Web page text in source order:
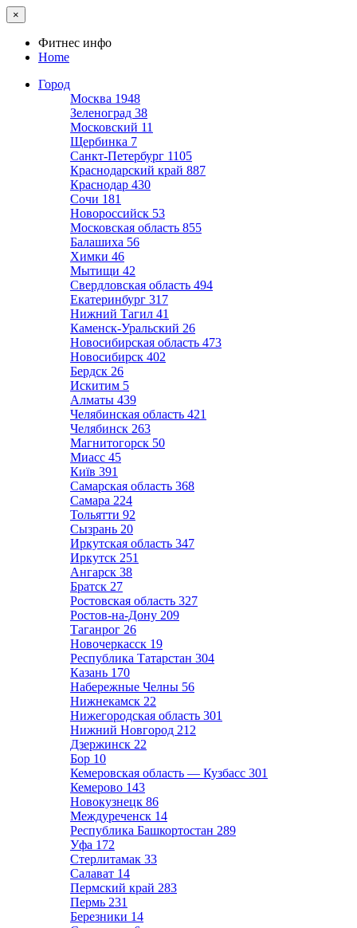
×
Фитнес инфо
Home
Город
Москва 1948
Зеленоград 38
Московский 11
Щербинка 7
Санкт-Петербург 1105
Краснодарский край 887
Краснодар 430
Сочи 181
Новороссийск 53
Московская область 855
Балашиха 56
Химки 46
Мытищи 42
Свердловская область 494
Екатеринбург 317
Нижний Тагил 41
Каменск-Уральский 26
Новосибирская область 473
Новосибирск 402
Бердск 26
Искитим 5
Алматы 439
Челябинская область 421
Челябинск 263
Магнитогорск 50
Миасс 45
Київ 391
Самарская область 368
Самара 224
Тольятти 92
Сызрань 20
Иркутская область 347
Иркутск 251
Ангарск 38
Братск 27
Ростовская область 327
Ростов-на-Дону 209
Таганрог 26
Новочеркасск 19
Республика Татарстан 304
Казань 170
Набережные Челны 56
Нижнекамск 22
Нижегородская область 301
Нижний Новгород 212
Дзержинск 22
Бор 10
Кемеровская область — Кузбасс 301
Кемерово 143
Новокузнецк 86
Междуреченск 14
Республика Башкортостан 289
Уфа 172
Стерлитамак 33
Салават 14
Пермский край 283
Пермь 231
Березники 14